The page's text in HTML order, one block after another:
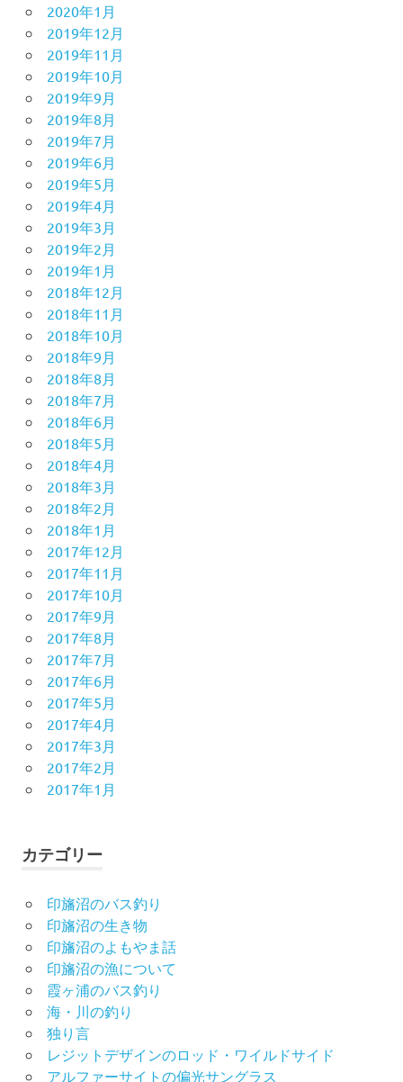
2020年1月
2019年12月
2019年11月
2019年10月
2019年9月
2019年8月
2019年7月
2019年6月
2019年5月
2019年4月
2019年3月
2019年2月
2019年1月
2018年12月
2018年11月
2018年10月
2018年9月
2018年8月
2018年7月
2018年6月
2018年5月
2018年4月
2018年3月
2018年2月
2018年1月
2017年12月
2017年11月
2017年10月
2017年9月
2017年8月
2017年7月
2017年6月
2017年5月
2017年4月
2017年3月
2017年2月
2017年1月
カテゴリー
印旛沼のバス釣り
印旛沼の生き物
印旛沼のよもやま話
印旛沼の漁について
霞ヶ浦のバス釣り
海・川の釣り
独り言
レジットデザインのロッド・ワイルドサイド
アルファーサイトの偏光サングラス